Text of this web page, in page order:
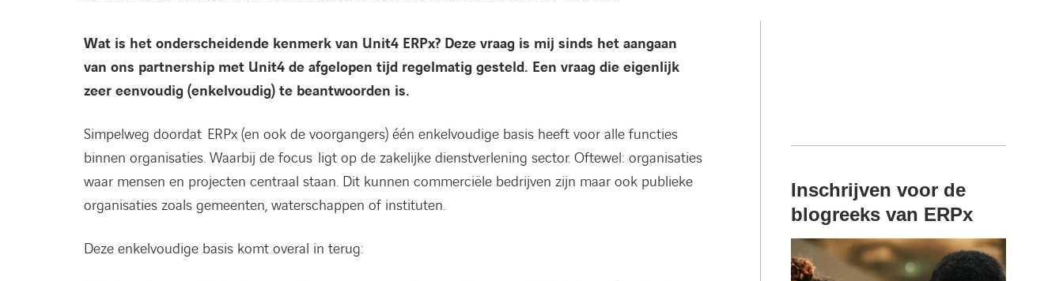
Inschrijven voor de
blogreeks van ERPx
Wat is het onderscheidende kenmerk van Unit4 ERPx? Deze vraag is mij sinds het aangaan
van ons partnership met Unit4 de afgelopen tijd regelmatig gesteld. Een vraag die eigenlijk
zeer eenvoudig (enkelvoudig) te beantwoorden is.
Simpelweg doordat ERPx (en ook de voorgangers) één enkelvoudige basis heeft voor alle functies
binnen organisaties. Waarbij de focus ligt op de zakelijke dienstverlening sector. Oftewel: organisaties
waar mensen en projecten centraal staan. Dit kunnen commerciële bedrijven zijn maar ook publieke
organisaties zoals gemeenten, waterschappen of instituten.
Deze enkelvoudige basis komt overal in terug: